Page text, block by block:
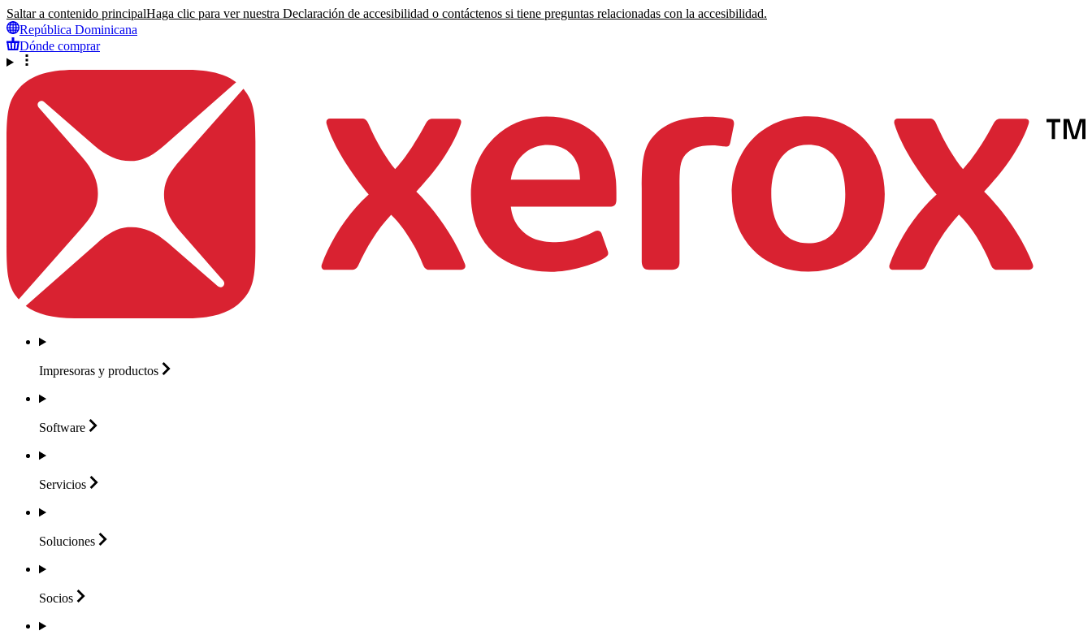
Saltar a contenido principalHaga clic para ver nuestra Declaración de accesibilidad o contáctenos si tiene preguntas relacionadas con la accesibilidad.
República Dominicana
Dónde comprar
Impresoras y productos
Software
Servicios
Soluciones
Socios